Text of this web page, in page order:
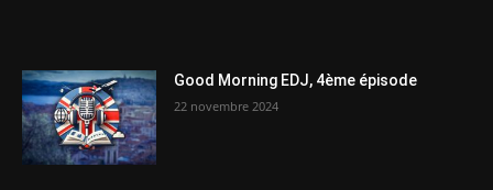
Good Morning EDJ, 4ème épisode
22 novembre 2024